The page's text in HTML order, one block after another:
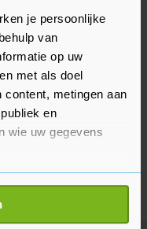
je persoonlijke
van
op uw
met als doel
metingen aan
en
wie uw gegevens
uw geografische